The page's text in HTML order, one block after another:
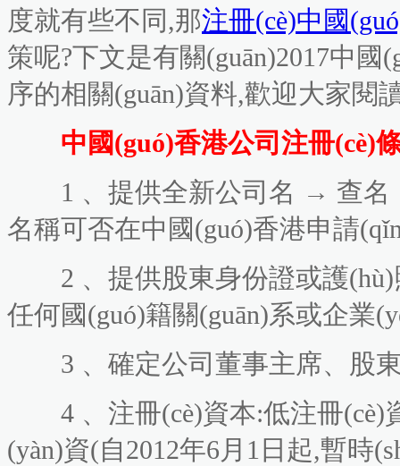
度就有些不同,那注冊(cè)中國
策呢?下文是有關(guān)2017中
序的相關(guān)資料,歡迎大家閱
中國(guó)香港公司注冊(cè)
1 、提供全新公司名 → 查
名稱可否在中國(guó)香港申請
2 、提供股東身份證或護
任何國(guó)籍關(guān)系或企業
3 、確定公司董事主席、
4 、注冊(cè)資本:低注冊
(yàn)資(自2012年6月1日起,暫時